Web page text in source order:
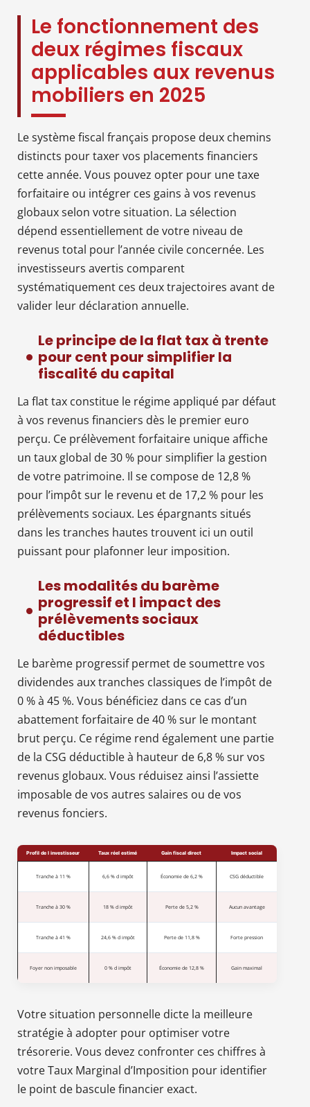
Le fonctionnement des
deux régimes fiscaux
applicables aux revenus
mobiliers en 2025
Le système fiscal français propose deux chemins
distincts pour taxer vos placements financiers
cette année. Vous pouvez opter pour une taxe
forfaitaire ou intégrer ces gains à vos revenus
globaux selon votre situation. La sélection
dépend essentiellement de votre niveau de
revenus total pour l’année civile concernée. Les
investisseurs avertis comparent
systématiquement ces deux trajectoires avant de
valider leur déclaration annuelle.
Le principe de la flat tax à trente
pour cent pour simplifier la
fiscalité du capital
La flat tax constitue le régime appliqué par défaut
à vos revenus financiers dès le premier euro
perçu. Ce prélèvement forfaitaire unique affiche
un taux global de 30 % pour simplifier la gestion
de votre patrimoine. Il se compose de 12,8 %
pour l’impôt sur le revenu et de 17,2 % pour les
prélèvements sociaux. Les épargnants situés
dans les tranches hautes trouvent ici un outil
puissant pour plafonner leur imposition.
Les modalités du barème
progressif et l impact des
prélèvements sociaux
déductibles
Le barème progressif permet de soumettre vos
dividendes aux tranches classiques de l’impôt de
0 % à 45 %. Vous bénéficiez dans ce cas d’un
abattement forfaitaire de 40 % sur le montant
brut perçu. Ce régime rend également une partie
de la CSG déductible à hauteur de 6,8 % sur vos
revenus globaux. Vous réduisez ainsi l’assiette
imposable de vos autres salaires ou de vos
revenus fonciers.
Profil de l investisseur Taux réel estimé Gain fiscal direct Impact social
Tranche à 11 % 6,6 % d impôt Économie de 6,2 % CSG déductible
Tranche à 30 % 18 % d impôt Perte de 5,2 % Aucun avantage
Tranche à 41 % 24,6 % d impôt Perte de 11,8 % Forte pression
Foyer non imposable 0 % d impôt Économie de 12,8 % Gain maximal
Votre situation personnelle dicte la meilleure
stratégie à adopter pour optimiser votre
trésorerie. Vous devez confronter ces chiffres à
votre Taux Marginal d’Imposition pour identifier
le point de bascule financier exact.